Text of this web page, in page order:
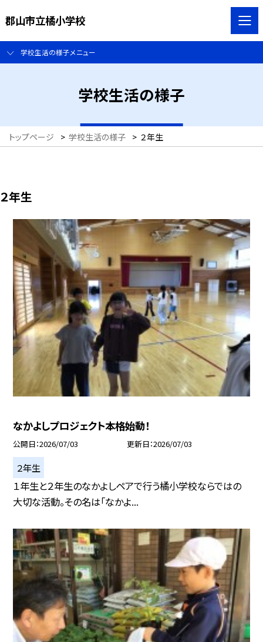
郡山市立橘小学校
学校生活の様子メニュー
学校生活の様子
トップページ > 学校生活の様子 > ２年生
２年生
なかよしプロジェクト本格始動！
公開日 2026/07/03 更新日 2026/07/03
２年生
１年生と２年生のなかよしペアで行う橘小学校ならではの
大切な活動。その名は「なかよ...